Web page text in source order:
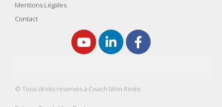
Mentions Légales
Contact
© Tous droits réservés à Coach Mon Resto